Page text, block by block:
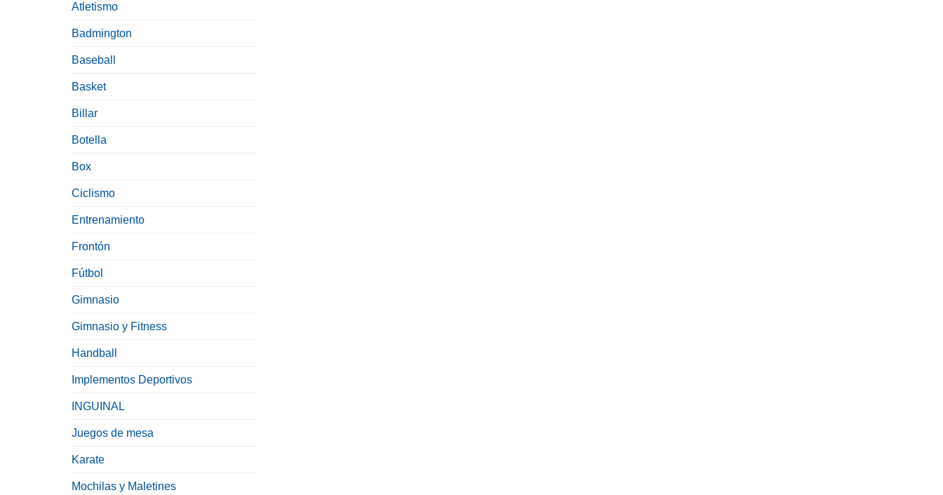
Atletismo
Badmington
Baseball
Basket
Billar
Botella
Box
Ciclismo
Entrenamiento
Frontón
Fútbol
Gimnasio
Gimnasio y Fitness
Handball
Implementos Deportivos
INGUINAL
Juegos de mesa
Karate
Mochilas y Maletines